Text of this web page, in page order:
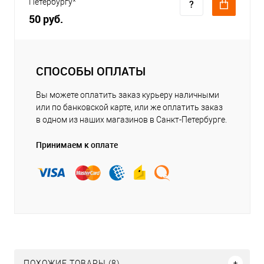
50 руб.
СПОСОБЫ ОПЛАТЫ
Вы можете оплатить заказ курьеру наличными
или по банковской карте, или же оплатить заказ
в одном из наших магазинов в Санкт-Петербурге.
Принимаем к оплате